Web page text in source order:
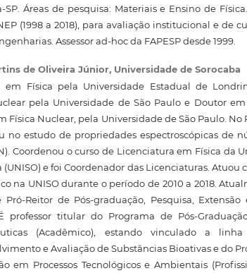
SP. Áreas de pesquisa: Materiais e Ensino de
(1998 a 2018), para avaliação institucional e de
Assessor ad-hoc da FAPESP desde 1999.
de Oliveira Júnior, Universidade de Sorocaba
em Física pela Universidade Estadual de
pela Universidade de São Paulo e Doutor em
Física Nuclear, pela Universidade de São Paulo. No
no estudo de propriedades espectroscópicas de
Coordenou o curso de Licenciatura em Física da
(UNISO) e foi Coordenador das Licenciaturas. Atuou
na UNISO durante o período de 2010 a 2018.
Pró-Reitor de Pós-graduação, Pesquisa, Extensão
professor titular do Programa de Pós-
(Acadêmico), estando vinculado a
e Avaliação de Substâncias Bioativas e do
em Processos Tecnológicos e Ambientais